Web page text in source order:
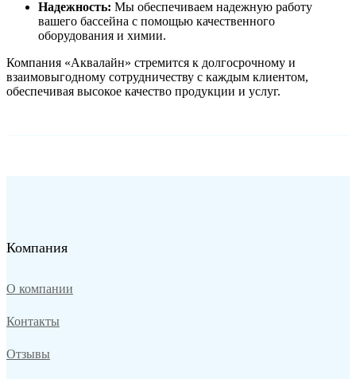
Надежность: Мы обеспечиваем надежную работу
вашего бассейна с помощью качественного
оборудования и химии.
Компания «Аквалайн» стремится к долгосрочному и
взаимовыгодному сотрудничеству с каждым клиентом,
обеспечивая высокое качество продукции и услуг.
Компания
О компании
Контакты
Отзывы